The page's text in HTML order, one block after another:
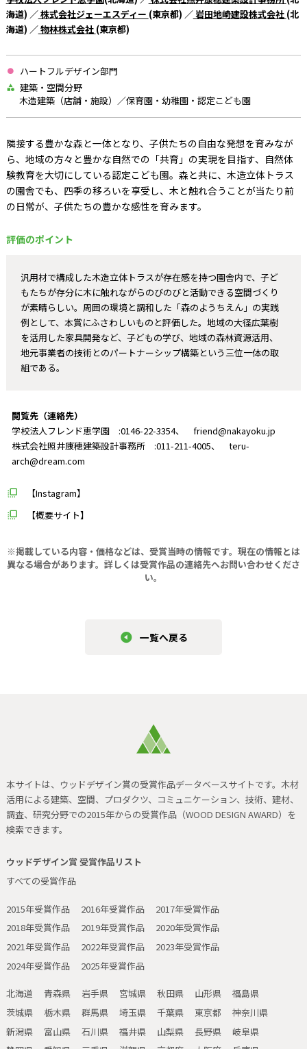
海道) ／株式会社ジェーエスディー (東京都) ／岩田地崎建設株式会社 (北
海道) ／物林株式会社 (東京都)
ハートフルデザイン部門
建築・空間分野
木造建築（店舗・施設）／保育園・幼稚園・認定こども園
隣接する豊かな森と一体となり、子供たちの自由な発想を育みなが
ら、地域の方々と豊かな自然での「共育」の実現を目指す、自然体
験教育を大切にしている認定こども園。森と共に、木造立体トラス
の園舎でも、四季の移ろいを享受し、木と触れ合うことが当たり前
の日常が、子供たちの豊かな感性を育みます。
評価のポイント
汎用材で構成した木造立体トラスが存在感を持つ園舎内で、子ど
もたちが存分に木に触れながらのびのびと活動できる空間づくり
が素晴らしい。周囲の環境と調和した「森のようちえん」の実践
例として、本賞にふさわしいものと評価した。地域の大径広葉樹
を活用した家具開発など、子どもの学び、地域の森林資源活用、
地元事業者の技術とのパートナーシップ構築という三位一体の取
組である。
閲覧先（連絡先）
学校法人フレンド恵学園 :0146-22-3354、 friend@nakayoku.jp
株式会社照井康穂建築設計事務所 :011-211-4005、 teru-
arch@dream.com
【Instagram】
【概要サイト】
※掲載している内容・価格などは、受賞当時の情報です。現在の情報とは
異なる場合があります。 詳しくは受賞作品の連絡先へお問い合わせくださ
い。
一覧へ戻る
本サイトは、ウッドデザイン賞の受賞作品データベースサイトです。 木材
活用による建築、空間、プロダクツ、コミュニケーション、技術、建材、
調査、研究分野での2015年からの受賞作品（WOOD DESIGN AWARD）を
検索できます。
ウッドデザイン賞 受賞作品リスト
すべての受賞作品
2015年受賞作品 2016年受賞作品
2017年受賞作品
2018年受賞作品
2019年受賞作品
2020年受賞作品
2021年受賞作品
2022年受賞作品
2023年受賞作品
2024年受賞作品
2025年受賞作品
北海道 青森県 岩手県 宮城県 秋田県 山形県
福島県
茨城県
栃木県 群馬県 埼玉県 千葉県 東京都
神奈川県
新潟県
富山県 石川県 福井県 山梨県 長野県
岐阜県